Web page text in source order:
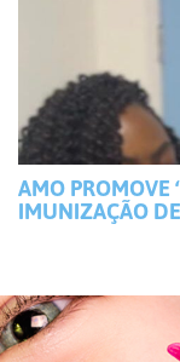
AMO PROMOVE
IMUNIZAÇÃO